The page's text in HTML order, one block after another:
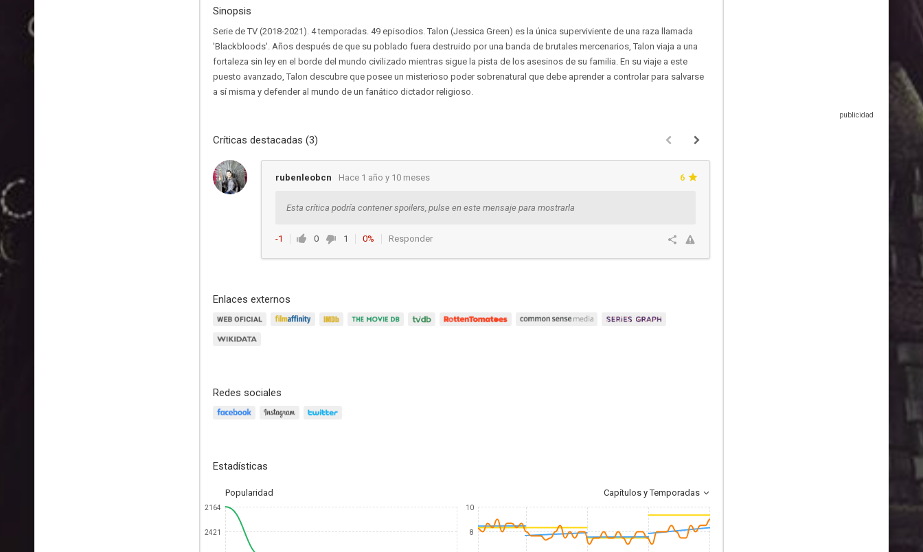
Sinopsis
Serie de TV (2018-2021). 4 temporadas. 49 episodios. Talon (Jessica Green) es la única superviviente de una raza llamada
'Blackbloods'. Años después de que su poblado fuera destruido por una banda de brutales mercenarios, Talon viaja a una
fortaleza sin ley en el borde del mundo civilizado mientras sigue la pista de los asesinos de su familia. En su viaje a este
puesto avanzado, Talon descubre que posee un misterioso poder sobrenatural que debe aprender a controlar para salvarse
a sí misma y defender al mundo de un fanático dictador religioso.
Críticas destacadas (3)
rubenleobcn Hace 1 año y 10 meses 6
Esta crítica podría contener spoilers, pulse en este mensaje para mostrarla
-1 0 1 0% Responder
Hace 5 años y
Enlaces externos
Redes sociales
Estadísticas
Popularidad Capítulos y Temporadas
2164
2421
10
8